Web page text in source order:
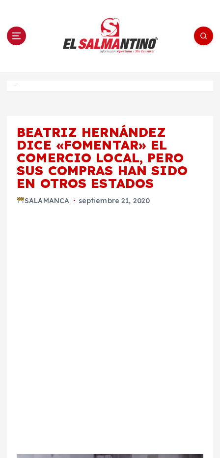
n El Salmantino - medios/noticias/editorial
BEATRIZ HERNÁNDEZ
DICE «FOMENTAR» EL
COMERCIO LOCAL, PERO
SUS COMPRAS HAN SIDO
EN OTROS ESTADOS
SALAMANCA septiembre 21, 2020